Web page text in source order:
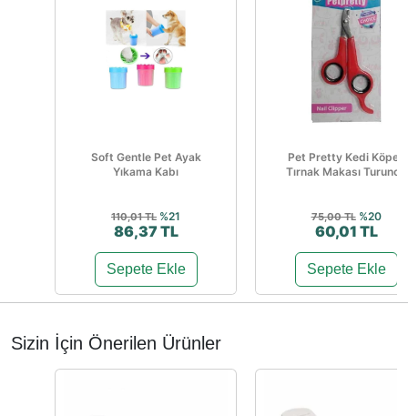
Soft Gentle Pet Ayak
Yıkama Kabı
110,01 TL %21
86,37 TL
Sepete Ekle
Pet Pretty Kedi Köpek
Tırnak Makası Turuncu
75,00 TL %20
60,01 TL
Sepete Ekle
Sizin İçin Önerilen Ürünler